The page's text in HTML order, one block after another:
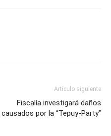
Artículo siguiente
Fiscalía investigará daños
causados por la “Tepuy-Party”